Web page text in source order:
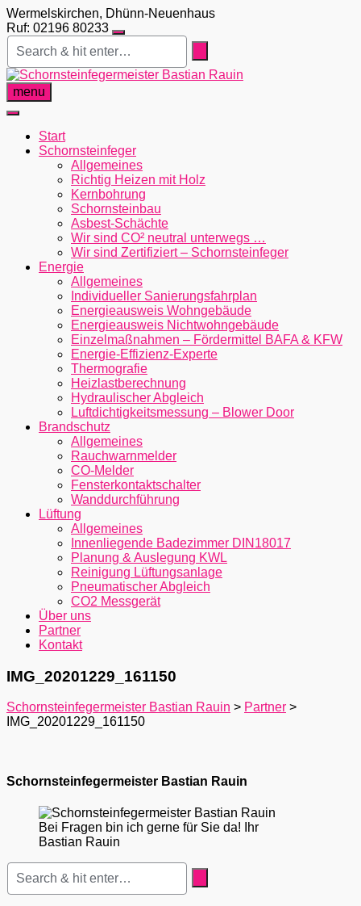
Skip
to
content
Wermelskirchen, Dhünn-Neuenhaus
Ruf: 02196 80233
menu
Start
Schornsteinfeger
Allgemeines
Richtig Heizen mit Holz
Kernbohrung
Schornsteinbau
Asbest-Schächte
Wir sind CO² neutral unterwegs …
Wir sind Zertifiziert – Schornsteinfeger
Energie
Allgemeines
Individueller Sanierungsfahrplan
Energieausweis Wohngebäude
Energieausweis Nichtwohngebäude
Einzelmaßnahmen – Fördermittel BAFA & KFW
Energie-Effizienz-Experte
Thermografie
Heizlastberechnung
Hydraulischer Abgleich
Luftdichtigkeitsmessung – Blower Door
Brandschutz
Allgemeines
Rauchwarnmelder
CO-Melder
Fensterkontaktschalter
Wanddurchführung
Lüftung
Allgemeines
Innenliegende Badezimmer DIN18017
Planung & Auslegung KWL
Reinigung Lüftungsanlage
Pneumatischer Abgleich
CO2 Messgerät
Über uns
Partner
Kontakt
IMG_20201229_161150
Schornsteinfegermeister Bastian Rauin > Partner >
IMG_20201229_161150
Schornsteinfegermeister Bastian Rauin
Bei Fragen bin ich gerne für Sie da! Ihr
Bastian Rauin